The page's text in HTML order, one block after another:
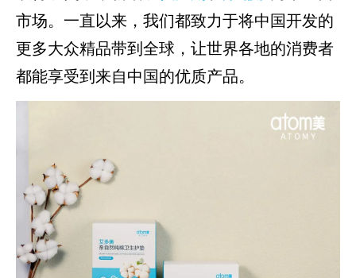
市场。一直以来，我们都致力于将中国开发的
更多大众精品带到全球，让世界各地的消费者
都能享受到来自中国的优质产品。